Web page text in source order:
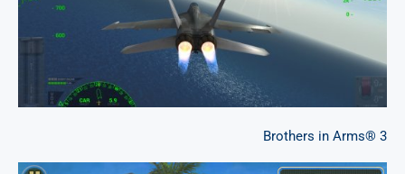
Brothers in Arms® 3